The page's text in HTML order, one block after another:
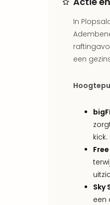
In
een
kick.
Sky
een